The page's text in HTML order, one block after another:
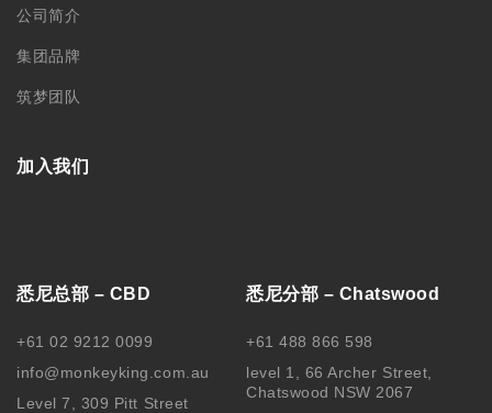
公司简介
集团品牌
筑梦团队
加入我们
悉尼总部 – CBD
+61 02 9212 0099
info@monkeyking.com.au
Level 7, 309 Pitt Street
悉尼分部 – Chatswood
+61 488 866 598
level 1, 66 Archer Street,
Chatswood NSW 2067